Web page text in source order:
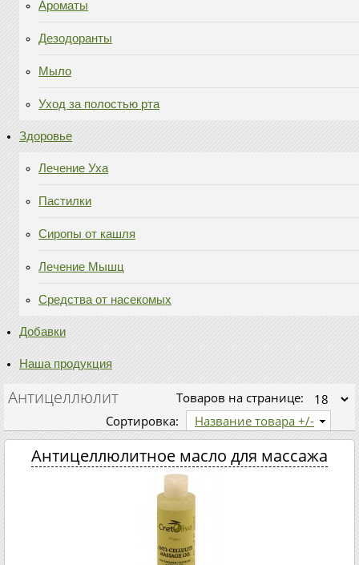
Ароматы
Дезодоранты
Мыло
Уход за полостью рта
Здоровье
Лечение Уха
Пастилки
Сиропы от кашля
Лечение Мышц
Средства от насекомых
Добавки
Наша продукция
Антицеллюлит
Товаров на странице:
Сортировка:
Название товара +/-
Антицеллюлитное масло для массажа